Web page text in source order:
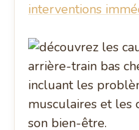
interventions